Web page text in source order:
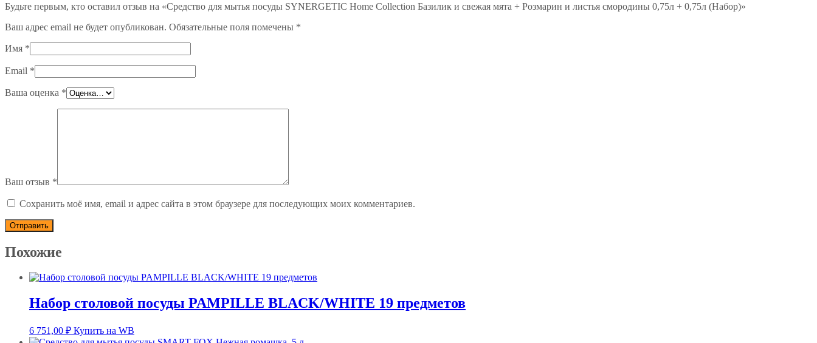
Будьте первым, кто оставил отзыв на «Средство для мытья посуды SYNERGETIC Home Collection Базилик и свежая мята + Розмарин и листья смородины 0,75л + 0,75л (Набор)»
Ваш адрес email не будет опубликован. Обязательные поля помечены *
Имя *
Email *
Ваша оценка *
Ваш отзыв *
Сохранить моё имя, email и адрес сайта в этом браузере для последующих моих комментариев.
Похожие
Набор столовой посуды PAMPILLE BLACK/WHITE 19 предметов
6 751,00 ₽ Купить на WB